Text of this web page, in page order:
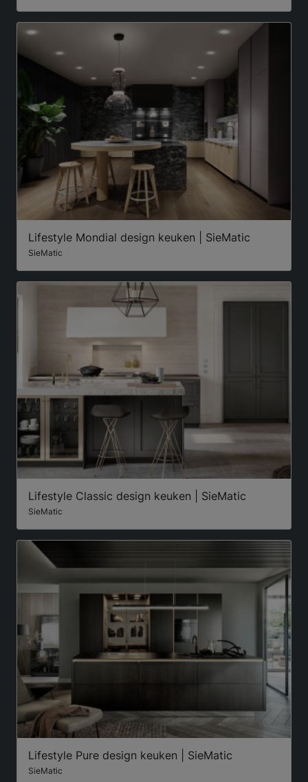
Lifestyle Mondial design keuken | SieMatic
SieMatic
Lifestyle Classic design keuken | SieMatic
SieMatic
Lifestyle Pure design keuken | SieMatic
SieMatic